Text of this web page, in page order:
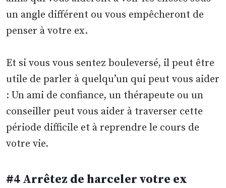
un angle différent ou vous empêcheront de
penser à votre ex.
Et si vous vous sentez bouleversé, il peut être
utile de parler à quelqu’un qui peut vous aider
: Un ami de confiance, un thérapeute ou un
conseiller peut vous aider à traverser cette
période difficile et à reprendre le cours de
votre vie.
#4 Arrêtez de harceler votre ex